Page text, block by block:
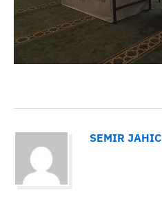
SEMIR JAHIC